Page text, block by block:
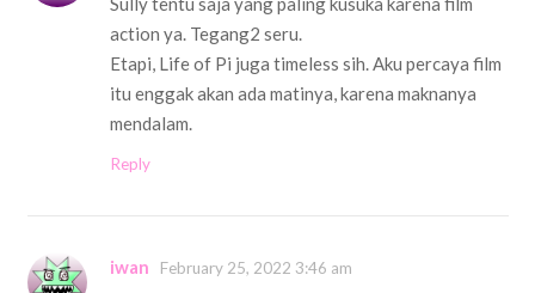
action ya. Tegang2 seru.
Etapi, Life of Pi juga timeless sih. Aku percaya film
itu enggak akan ada matinya, karena maknanya
mendalam.
Reply
iwan February 25, 2022 3:46 am